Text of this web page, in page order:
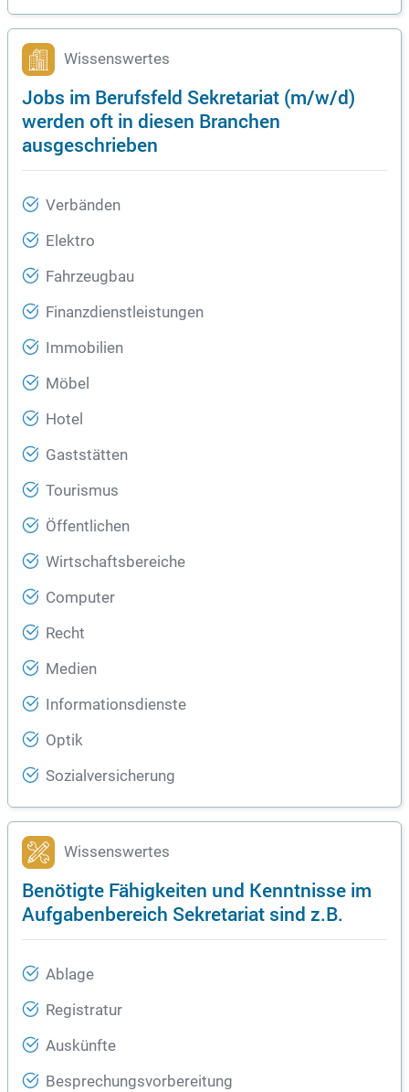
Wissenswertes
Jobs im Berufsfeld Sekretariat (m/w/d)
werden oft in diesen Branchen
ausgeschrieben
Verbänden
Elektro
Fahrzeugbau
Finanzdienstleistungen
Immobilien
Möbel
Hotel
Gaststätten
Tourismus
Öffentlichen
Wirtschaftsbereiche
Computer
Recht
Medien
Informationsdienste
Optik
Sozialversicherung
Wissenswertes
Benötigte Fähigkeiten und Kenntnisse im
Aufgabenbereich Sekretariat sind z.B.
Ablage
Registratur
Auskünfte
Besprechungsvorbereitung